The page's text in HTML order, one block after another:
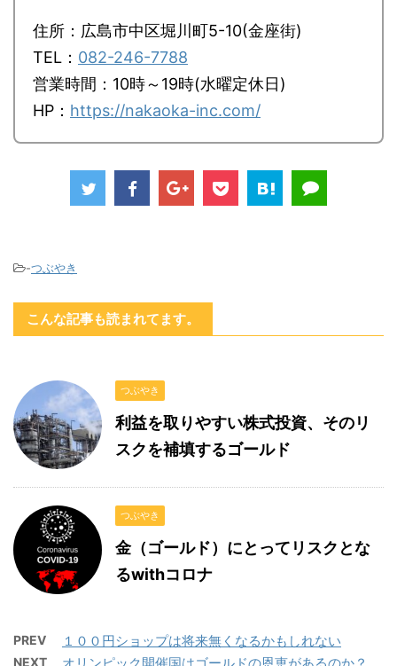
住所：広島市中区堀川町5-10(金座街)
TEL： 082-246-7788
営業時間：10時～19時(水曜定休日)
HP： https://nakaoka-inc.com/
-つぶやき
こんな記事も読まれてます。
つぶやき
利益を取りやすい株式投資、そのリ
スクを補填するゴールド
つぶやき
金（ゴールド）にとってリスクとな
るwithコロナ
PREV １００円ショップは将来無くなるかもしれない
NEXT